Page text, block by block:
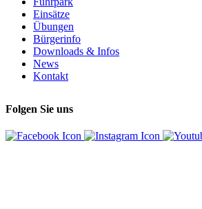
Einsätze
Übungen
Bürgerinfo
Downloads & Infos
News
Kontakt
Folgen Sie uns